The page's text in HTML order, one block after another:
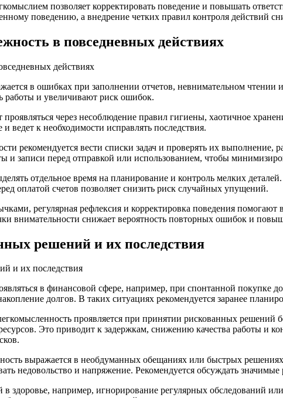
позволяет корректировать поведение и повышать
поведению, а внедрение четких правил контроля действий
в повседневных действиях
в ошибках при заполнении отчетов, невнимательном
работы и увеличивают риск ошибок.
через несоблюдение правил гигиены, хаотичное
ведет к необходимости исправлять последствия.
рекомендуется вести списки задач и проверять их выполнение,
и записи перед отправкой или использованием, чтобы
отдельное время на планирование и контроль мелких
оплатой счетов позволяет снизить риск случайных упущений.
регулярная рефлексия и корректировка поведения
внимательности снижает вероятность повторных ошибок и
решений и их последствия
в финансовой сфере, например, при спонтанной покупке
долгов. В таких ситуациях рекомендуется заранее
проявляется при принятии рискованных
Это приводит к задержкам, снижению качества работы и
выражается в необдуманных обещаниях или быстрых
недовольство и напряжение. Рекомендуется обсуждать
здоровье, например, игнорирование регулярных обследований